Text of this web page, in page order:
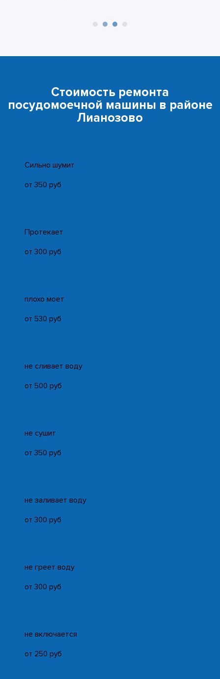
Стоимость ремонта
посудомоечной машины в районе
Лианозово
Cильно шумит
от 350 руб
Протекает
от 300 руб
плохо моет
от 530 руб
не сливает воду
от 500 руб
не сушит
от 350 руб
не заливает воду
от 300 руб
не греет воду
от 300 руб
не включается
от 250 руб